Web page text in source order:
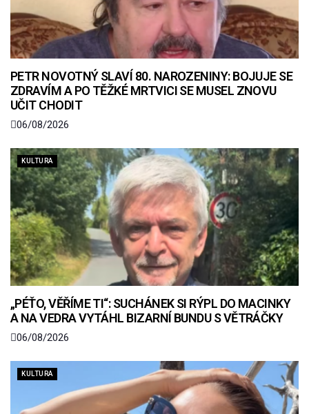
PETR NOVOTNÝ SLAVÍ 80. NAROZENINY: BOJUJE SE
ZDRAVÍM A PO TĚŽKÉ MRTVICI SE MUSEL ZNOVU
UČIT CHODIT
06/08/2026
KULTURA
„PÉŤO, VĚŘÍME TI“: SUCHÁNEK SI RÝPL DO MACINKY
A NA VEDRA VYTÁHL BIZARNÍ BUNDU S VĚTRÁČKY
06/08/2026
KULTURA